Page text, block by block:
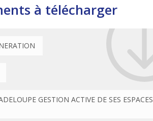
à télécharger
GESTION ACTIVE DE SES ESPACES